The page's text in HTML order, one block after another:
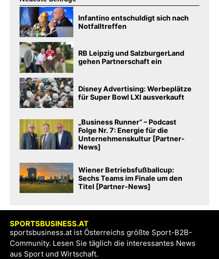
Infantino entschuldigt sich nach
Notfalltreffen
RB Leipzig und SalzburgerLand
gehen Partnerschaft ein
Disney Advertising: Werbeplätze
für Super Bowl LXI ausverkauft
„Business Runner“ – Podcast
Folge Nr. 7: Energie für die
Unternehmenskultur [Partner-
News]
Wiener Betriebsfußballcup:
Sechs Teams im Finale um den
Titel [Partner-News]
SPORTSBUSINESS.AT
sportsbusiness.at ist Österreichs größte Sport-B2B-
Community. Lesen Sie täglich die interessantes News
aus Sport und Wirtschaft.